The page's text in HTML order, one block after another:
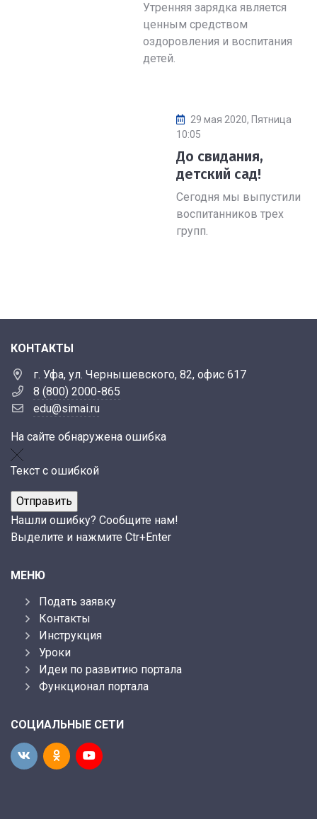
Утренняя зарядка является
ценным средством
оздоровления и воспитания
детей.
29 мая 2020, Пятница
10:05
До свидания,
детский сад!
Сегодня мы выпустили
воспитанников трех
групп.
КОНТАКТЫ
г. Уфа, ул. Чернышевского, 82, офис 617
8 (800) 2000-865
edu@simai.ru
На сайте обнаружена ошибка
Текст с ошибкой
Нашли ошибку? Сообщите нам!
Выделите и нажмите Ctr+Enter
МЕНЮ
Подать заявку
Контакты
Инструкция
Уроки
Идеи по развитию портала
Функционал портала
СОЦИАЛЬНЫЕ СЕТИ